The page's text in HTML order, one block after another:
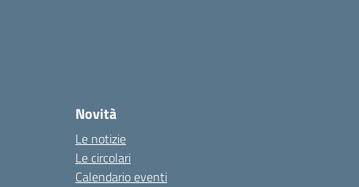
Novità
Le notizie
Le circolari
Calendario eventi